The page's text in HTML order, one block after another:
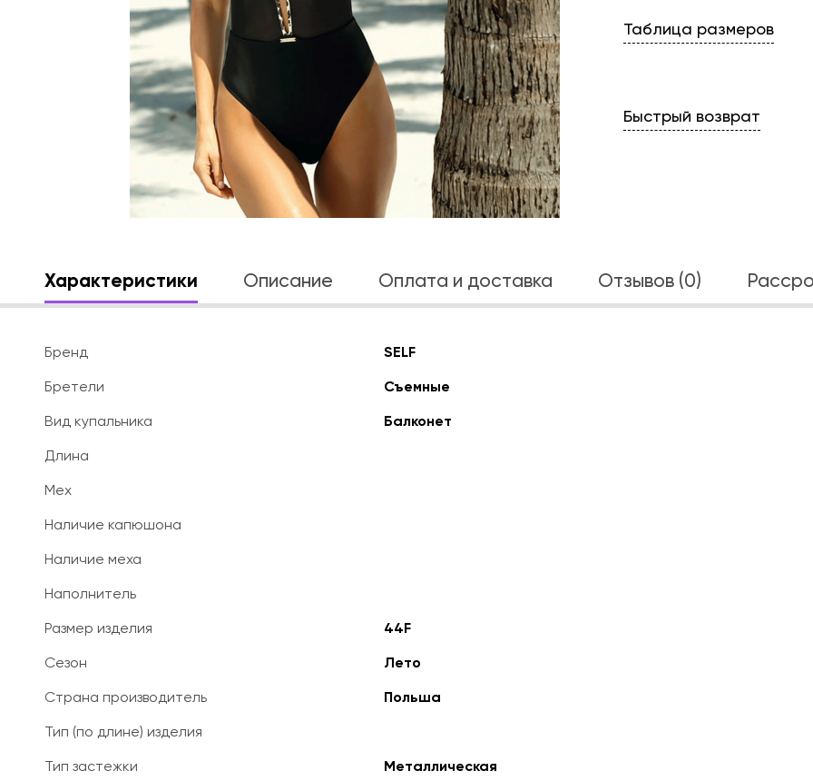
Таблица размеров
Быстрый возврат
Характеристики Описание Оплата и доставка Отзывов (0)
Бренд
SELF
Бретели
Съемные
Вид купальника
Балконет
Длина
Мех
Наличие капюшона
Наличие меха
Наполнитель
Размер изделия
44F
Сезон
Лето
Страна производитель
Польша
Тип (по длине) изделия
Тип застежки
Металлическая